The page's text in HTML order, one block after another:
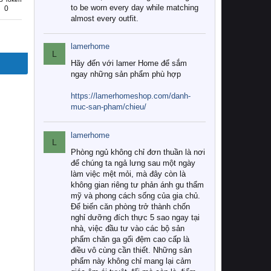
0
to be worn every day while matching
almost every outfit.
L
lamerhome
Hãy đến với lamer Home để sắm
ngay những sản phẩm phù hợp
https://lamerhomeshop.com/danh-
muc-san-pham/chieu/
L
lamerhome
Phòng ngủ không chỉ đơn thuần là nơi
để chúng ta ngả lưng sau một ngày
làm việc mệt mỏi, mà đây còn là
không gian riêng tư phản ánh gu thẩm
mỹ và phong cách sống của gia chủ.
Để biến căn phòng trở thành chốn
nghỉ dưỡng đích thực 5 sao ngay tại
nhà, việc đầu tư vào các bộ sản
phẩm chăn ga gối đệm cao cấp là
điều vô cùng cần thiết. Những sản
phẩm này không chỉ mang lại cảm